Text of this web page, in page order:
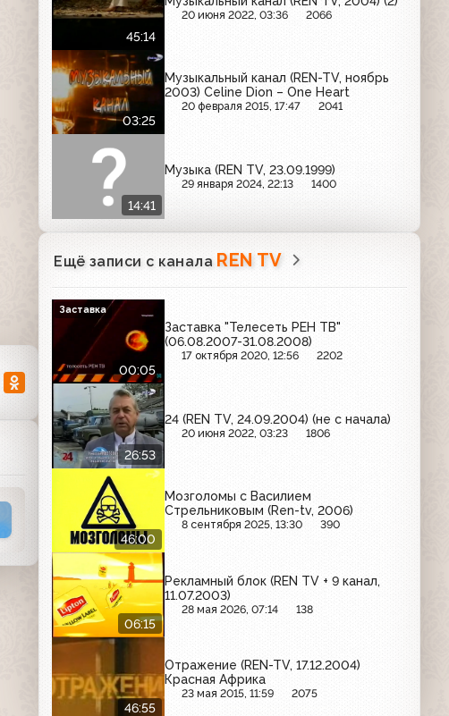
45:14
20 июня 2022, 03:36 2066
03:25
Музыкальный канал (REN-TV, ноябрь
2003) Celine Dion – One Heart
20 февраля 2015, 17:47 2041
14:41
Музыка (REN TV, 23.09.1999)
29 января 2024, 22:13 1400
Ещё записи с канала REN TV
00:05
Заставка "Телесеть РЕН ТВ"
(06.08.2007-31.08.2008)
17 октября 2020, 12:56 2202
Заставка
26:53
24 (REN TV, 24.09.2004) (не с начала)
20 июня 2022, 03:23 1806
46:00
Мозголомы с Василием
Стрельниковым (Ren-tv, 2006)
8 сентября 2025, 13:30 390
06:15
Рекламный блок (REN TV + 9 канал,
11.07.2003)
28 мая 2026, 07:14 138
46:55
Отражение (REN-TV, 17.12.2004)
Красная Африка
23 мая 2015, 11:59 2075